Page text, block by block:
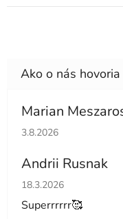
Marian
Hodnotenie
3.8.2026
Andrii Rusnak
Hodnotenie
18.3.2026
Superrrrrr🥰